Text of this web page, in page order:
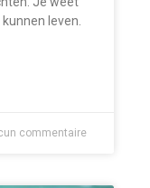
leven.
commentaire